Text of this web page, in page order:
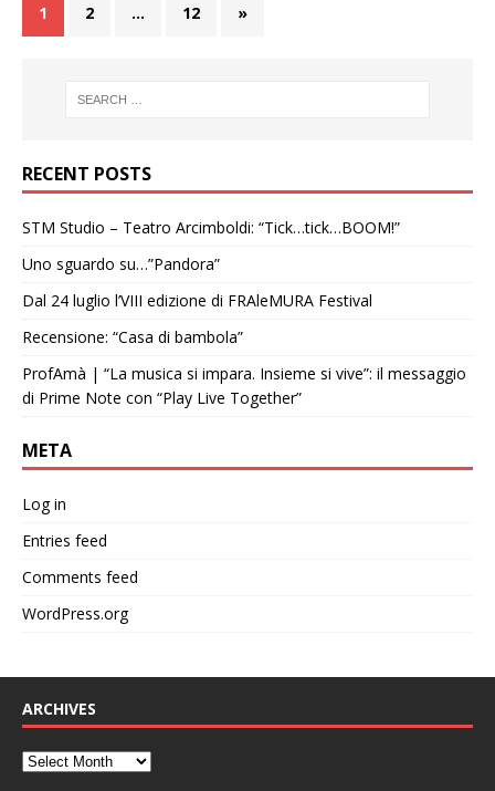
1 2 … 12 »
RECENT POSTS
STM Studio – Teatro Arcimboldi: “Tick…tick…BOOM!”
Uno sguardo su…”Pandora”
Dal 24 luglio l’VIII edizione di FRAleMURA Festival
Recensione: “Casa di bambola”
ProfAmà | “La musica si impara. Insieme si vive”: il messaggio
di Prime Note con “Play Live Together”
META
Log in
Entries feed
Comments feed
WordPress.org
ARCHIVES